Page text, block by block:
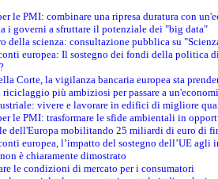
le PMI: combinare una ripresa duratura con
i governi a sfruttare il potenziale dei "big data"
della scienza: consultazione pubblica su
europea: Il sostegno dei fondi della politica
Corte, la vigilanza bancaria europea sta
più ambiziosi per passare a
vivere e lavorare in edifici di migliore
le PMI: trasformare le sfide ambientali in
dell'Europa mobilitando 25 miliardi di euro di
europea, l’impatto del sostegno dell’UE
è chiaramente dimostrato
le condizioni di mercato per i consumatori